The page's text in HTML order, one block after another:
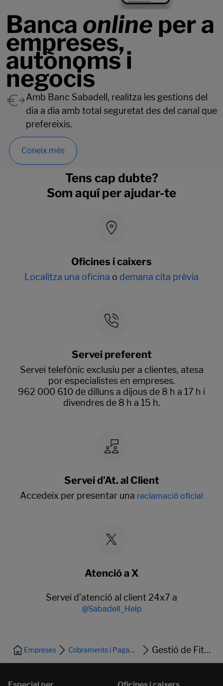
Banca online per a
empreses,
autònoms i
negocis
Amb Banc Sabadell, realitza les gestions del
dia a dia amb total seguretat des del canal que
prefereixis.
Coneix més
Tens cap dubte?
Som aquí per ajudar-te
Oficines i caixers
Localitza una oficina o demana cita prèvia
Servei preferent
Servei telefònic exclusiu per a clientes, atesa
por especialistes en empreses.
962 000 610 de dilluns a dijous de 8 h a 17 h i
divendres de 8 h a 15 h.
Servei d’At. al Client
Accedeix per presentar una reclamació oficial
Atenció a X
Servei d’atenció al client 24x7 a
@Sabadell_Help
Empreses Cobraments i Pagaments Gestió de Fitxers